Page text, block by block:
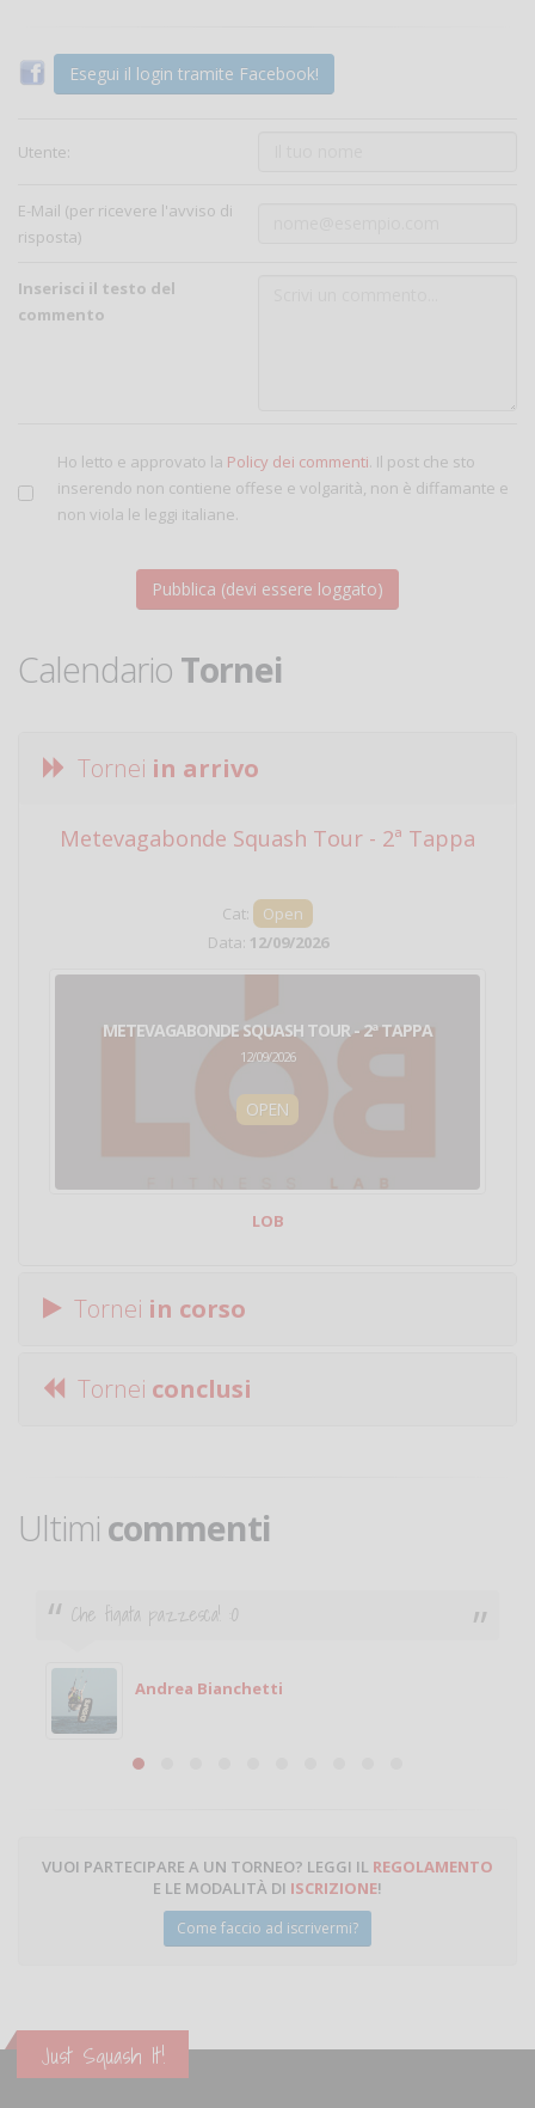
Esegui il login tramite Facebook!
Utente:
E-Mail (per ricevere l'avviso di
risposta)
Inserisci il testo del
commento
Ho letto e approvato la Policy dei commenti . Il post che sto
inserendo non contiene offese e volgarità, non è diffamante e
non viola le leggi italiane.
Calendario Tornei
Tornei in arrivo
Metevagabonde Squash Tour - 2ª Tappa
Cat:
Open
Data: 12/09/2026
METEVAGABONDE SQUASH TOUR - 2ª TAPPA
12/09/2026
OPEN
LOB
Tornei in corso
Tornei conclusi
Ultimi commenti
Ciao. Sono a Treviglio da poco e vorrei tornare a
giocare. Se sei in zona e puoi giocare fammi sapere.
Michele
VUOI PARTECIPARE A UN TORNEO? LEGGI IL REGOLAMENTO
E LE MODALITÀ DI ISCRIZIONE!
Come faccio ad iscrivermi?
Just Squash It!